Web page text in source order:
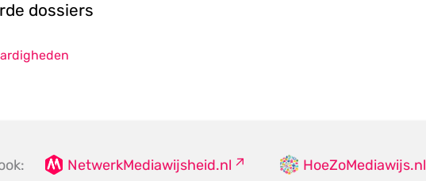
dossiers
NetwerkMediawijsheid.nl HoeZoMediawijs.nl